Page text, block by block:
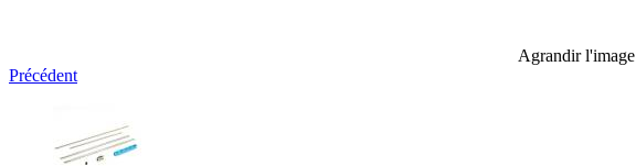
Agrandir l'image
Précédent